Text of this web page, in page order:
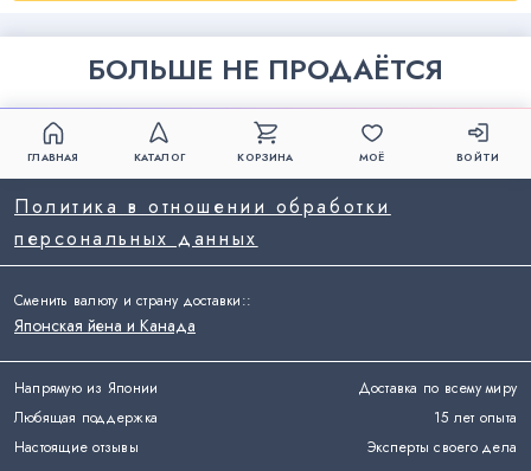
БОЛЬШЕ НЕ ПРОДАЁТСЯ
ГЛАВНАЯ КАТАЛОГ КОРЗИНА МОЁ ВОЙТИ
Напрямую из Японии
Доставка по всему миру
Любящая поддержка
15 лет опыта
Настоящие отзывы
Эксперты своего дела
Политика в отношении обработки
персональных данных
Сменить валюту и страну доставки::
Японская йена и Канада